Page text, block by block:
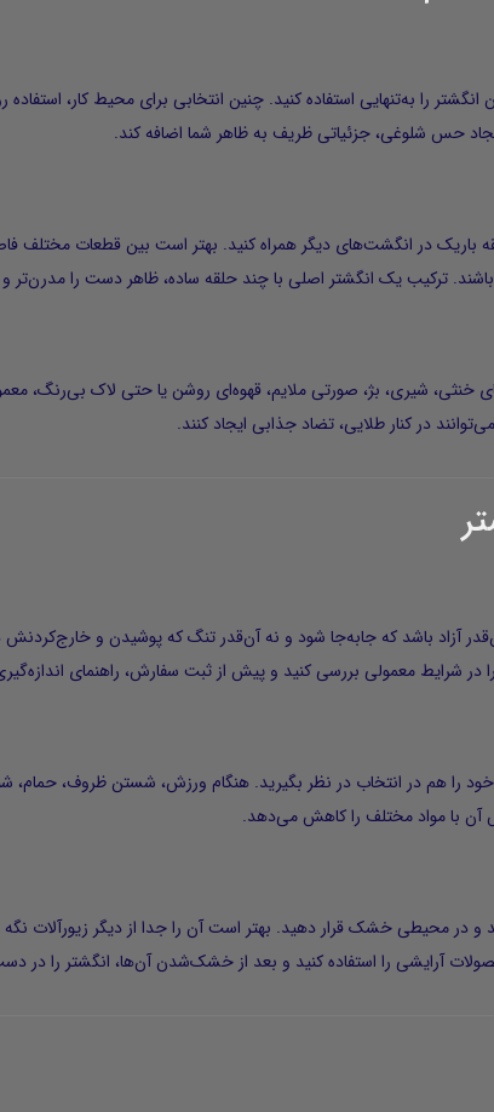
را به‌تنهایی استفاده کنید. چنین انتخابی برای محیط کار، استفاده
حس شلوغی، جزئیاتی ظریف به ظاهر شما اضافه کند.
باریک در انگشت‌های دیگر همراه کنید. بهتر است بین قطعات مختلف
باشند. ترکیب یک انگشتر اصلی با چند حلقه ساده، ظاهر دست را
خنثی، شیری، بژ، صورتی ملایم، قهوه‌ای روشن یا حتی لاک بی‌رنگ،
در کنار طلایی، تضاد جذابی ایجاد کنند.
آزاد باشد که جابه‌جا شود و نه آن‌قدر تنگ که پوشیدن و خارج‌کردنش
شرایط معمولی بررسی کنید و پیش از ثبت سفارش، راهنمای
را هم در انتخاب در نظر بگیرید. هنگام ورزش، شستن ظروف، حمام، شنا
آن با مواد مختلف را کاهش می‌دهد.
و در محیطی خشک قرار دهید. بهتر است آن را جدا از دیگر زیورآلات نگه
آرایشی را استفاده کنید و بعد از خشک‌شدن آن‌ها، انگشتر را در